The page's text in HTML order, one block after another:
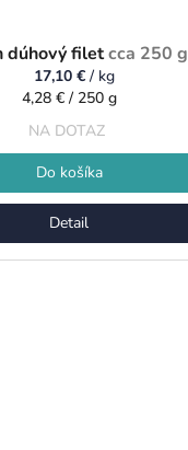
dúhový filetcca 250 g
17,10 € / kg
Jednotková
4,28 € / 250 g
NA DOTAZ
Do košíka
Detail